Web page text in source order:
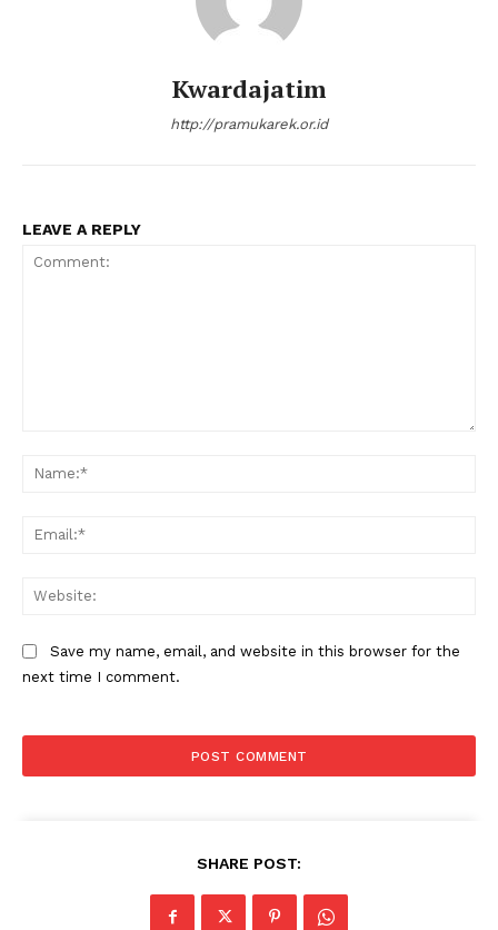
Kwardajatim
http://pramukarek.or.id
LEAVE A REPLY
Save my name, email, and website in this browser for the
next time I comment.
SHARE POST: